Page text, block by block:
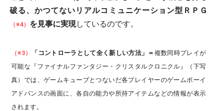
破る、かつてないリアルコミュニケーション型ＲＰＧ
（※4） を見事に実現しているのです。
（※3） 「コントローラとして全く新しい方法」＝ 複数同時プレイが
可能な『ファイナルファンタジー・クリスタルクロニクル』（下写
真）では、ゲームキューブとつないだ各プレイヤーのゲームボーイ
アドバンスの画面に、各自の能力や所持アイテムなどの情報が表示
されます。